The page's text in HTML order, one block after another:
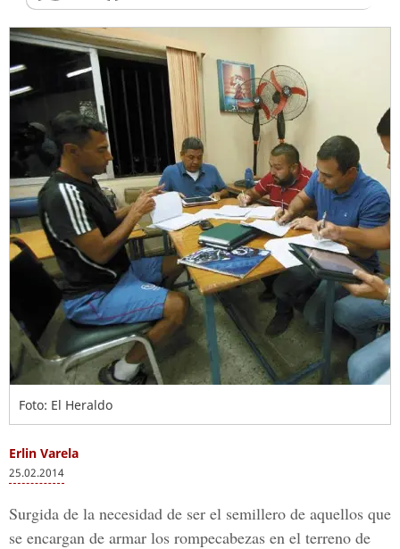
Foto: El Heraldo
Erlin Varela
25.02.2014
Surgida de la necesidad de ser el semillero de aquellos que
se encargan de armar los rompecabezas en el terreno de